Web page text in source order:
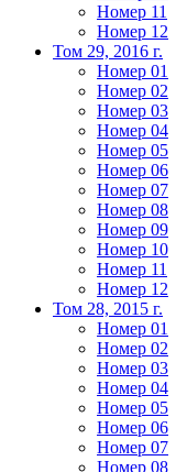
Номер 11
Номер 12
Том 29, 2016 г.
Номер 01
Номер 02
Номер 03
Номер 04
Номер 05
Номер 06
Номер 07
Номер 08
Номер 09
Номер 10
Номер 11
Номер 12
Том 28, 2015 г.
Номер 01
Номер 02
Номер 03
Номер 04
Номер 05
Номер 06
Номер 07
Номер 08